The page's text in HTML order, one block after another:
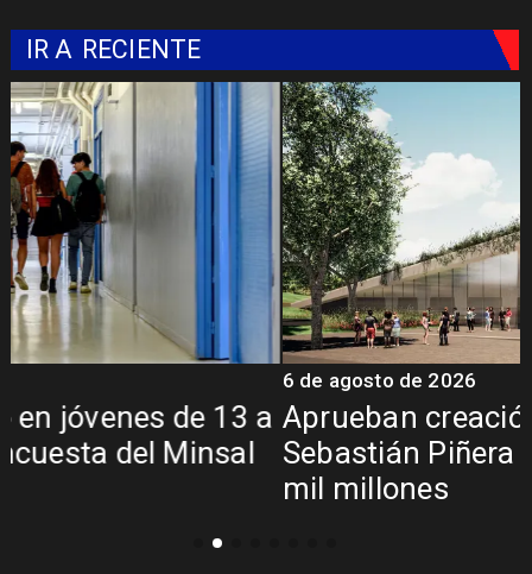
IR A RECIENTE
Aprueban creación del Parque
Sebastián Piñera con inversión de $4